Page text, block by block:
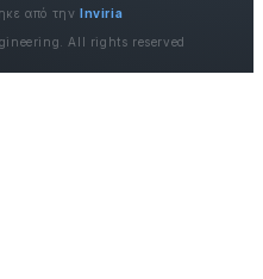
από την Inviria
All rights reserved